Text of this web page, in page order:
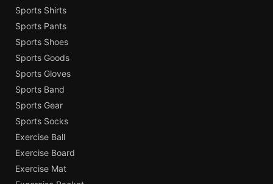
Sports Shirts
Sports Pants
Sports Shoes
Sports Goods
Sports Gloves
Sports Band
Sports Gear
Sports Socks
Exercise Ball
Exercise Board
Exercise Mat